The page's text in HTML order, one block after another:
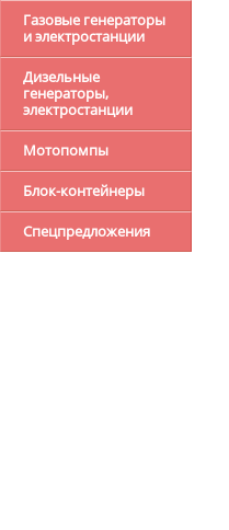
Газовые генераторы
и электростанции
Дизельные
генераторы,
электростанции
Мотопомпы
Блок-контейнеры
Спецпредложения